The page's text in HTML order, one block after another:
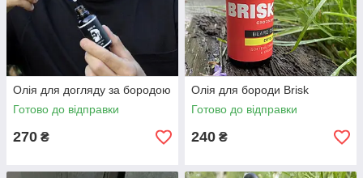
Олія для догляду за бородою
Готово до відправки
270 ₴
Олія для бороди Brisk
Готово до відправки
240 ₴